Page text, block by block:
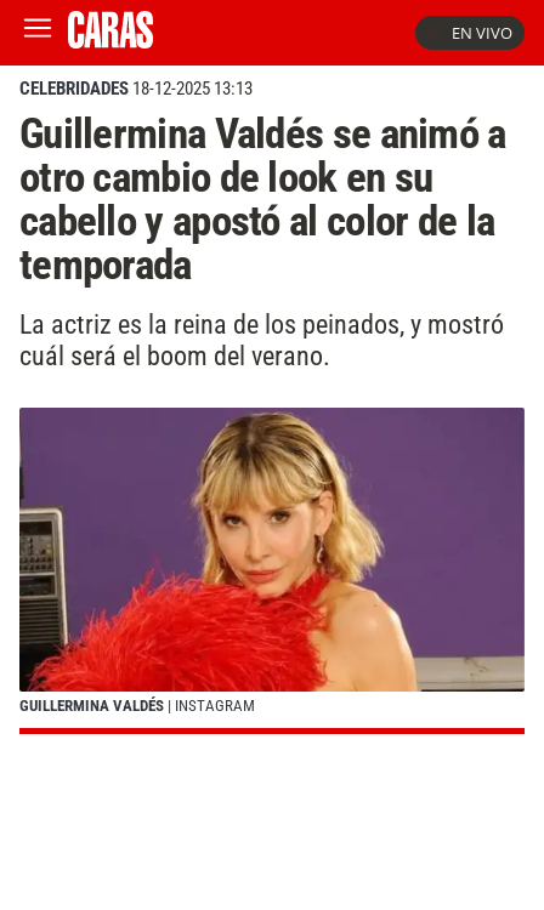
EN VIVO
CELEBRIDADES 18-12-2025 13:13
Guillermina Valdés se animó a
otro cambio de look en su
cabello y apostó al color de la
temporada
La actriz es la reina de los peinados, y mostró
cuál será el boom del verano.
GUILLERMINA VALDÉS | INSTAGRAM